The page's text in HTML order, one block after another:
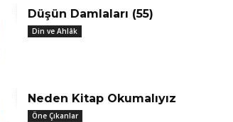
Düşün Damlaları (55)
Din ve Ahlâk
Neden Kitap Okumalıyız
Öne Çıkanlar